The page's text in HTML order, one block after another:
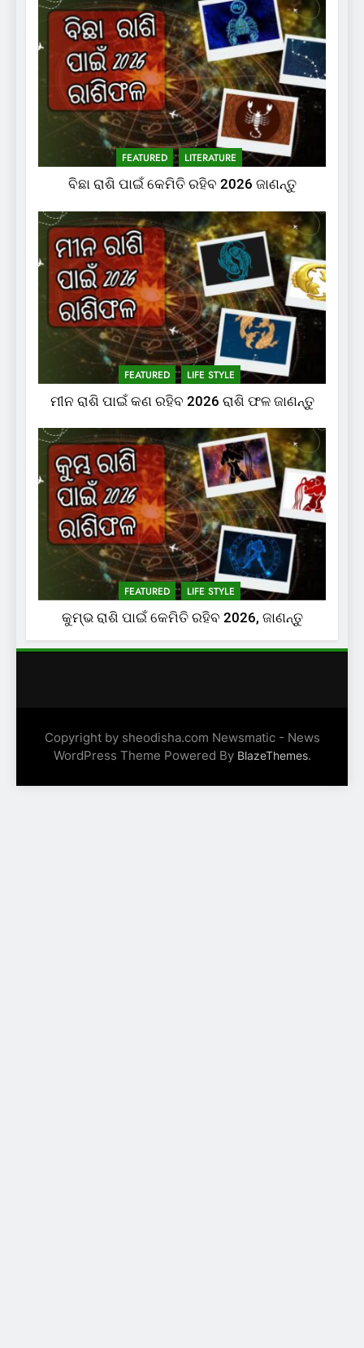
FEATURED LITERATURE
ବିଛା ରାଶି ପାଇଁ କେମିତି ରହିବ 2026 ଜାଣନ୍ତୁ
FEATURED LIFE STYLE
ମୀନ ରାଶି ପାଇଁ କଣ ରହିବ 2026 ରାଶି ଫଳ ଜାଣନ୍ତୁ
FEATURED LIFE STYLE
କୁମ୍ଭ ରାଶି ପାଇଁ କେମିତି ରହିବ 2026, ଜାଣନ୍ତୁ
Copyright by sheodisha.com Newsmatic - News
WordPress Theme Powered By BlazeThemes.